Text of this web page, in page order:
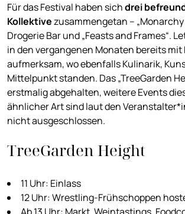
Für das Festival haben sichdrei
Kollektivezusammengetan – „Monarchy
Drogerie Bar und „Feasts and Frames“.
in den vergangenen Monaten bereits mit
aufmerksam, wo ebenfalls Kulinarik,
Mittelpunkt standen. Das „TreeGarden
erstmalig abgehalten, weitere Events
ähnlicher Art sind laut den
nicht ausgeschlossen.
TreeGarden Height
11 Uhr: Einlass
12 Uhr: Wrestling-Frühschoppen